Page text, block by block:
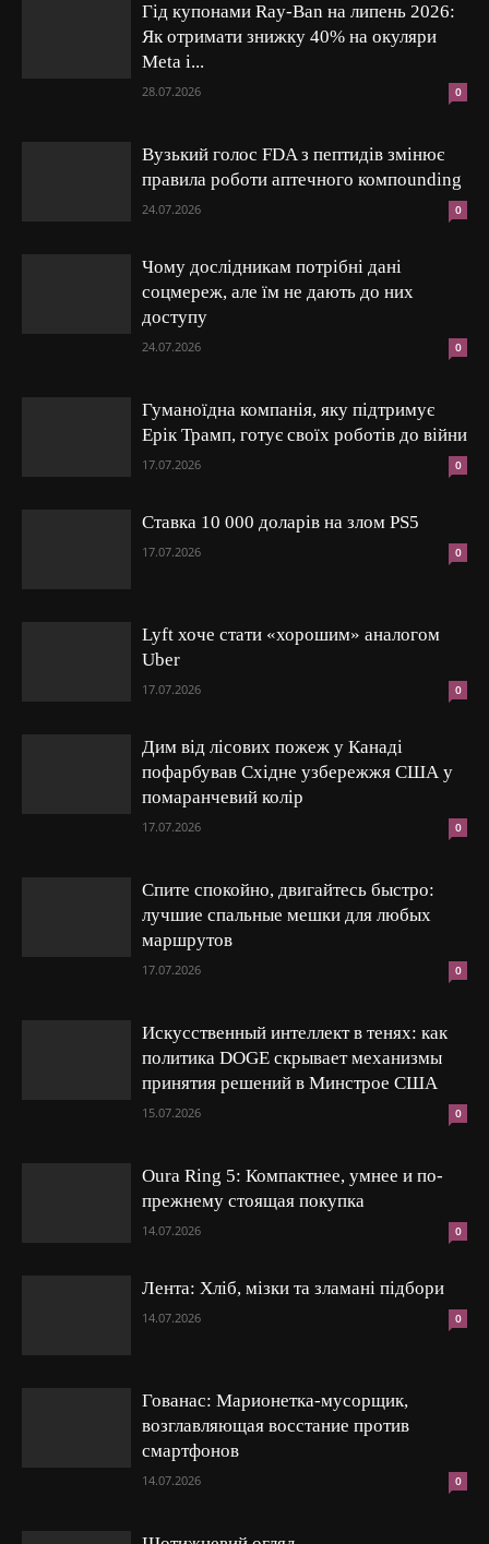
Гід купонами Ray-Ban на липень 2026:
Як отримати знижку 40% на окуляри
Meta і...
28.07.2026 0
Вузький голос FDA з пептидів змінює
правила роботи аптечного компounding
24.07.2026 0
Чому дослідникам потрібні дані
соцмереж, але їм не дають до них
доступу
24.07.2026 0
Гуманоїдна компанія, яку підтримує
Ерік Трамп, готує своїх роботів до війни
17.07.2026 0
Ставка 10 000 доларів на злом PS5
17.07.2026 0
Lyft хоче стати «хорошим» аналогом
Uber
17.07.2026 0
Дим від лісових пожеж у Канаді
пофарбував Східне узбережжя США у
помаранчевий колір
17.07.2026 0
Спите спокойно, двигайтесь быстро:
лучшие спальные мешки для любых
маршрутов
17.07.2026 0
Искусственный интеллект в тенях: как
политика DOGE скрывает механизмы
принятия решений в Минстрое США
15.07.2026 0
Oura Ring 5: Компактнее, умнее и по-
прежнему стоящая покупка
14.07.2026 0
Лента: Хліб, мізки та зламані підбори
14.07.2026 0
Гованас: Марионетка-мусорщик,
возглавляющая восстание против
смартфонов
14.07.2026 0